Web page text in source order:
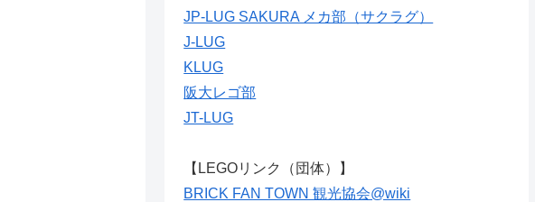
JP-LUG SAKURA メカ部（サクラグ）
J-LUG
KLUG
阪大レゴ部
JT-LUG
【LEGOリンク（団体）】
BRICK FAN TOWN 観光協会@wiki